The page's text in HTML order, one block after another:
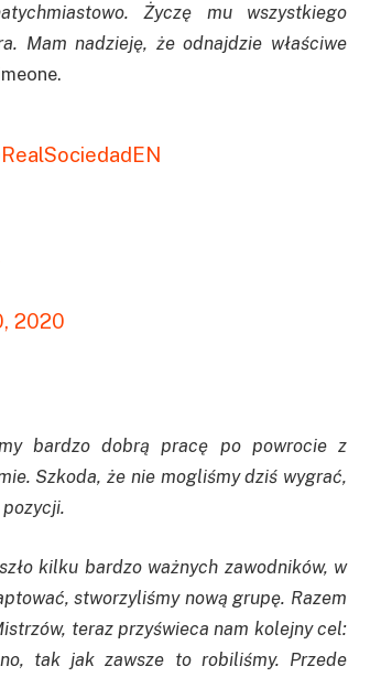
Życzę mu wszystkiego
Mam nadzieję, że odnajdzie właściwe
2020
bardzo dobrą pracę po powrocie z
Szkoda, że nie mogliśmy dziś wygrać,
kilku bardzo ważnych zawodników, w
stworzyliśmy nową grupę. Razem
teraz przyświeca nam kolejny cel:
tak jak zawsze to robiliśmy. Przede